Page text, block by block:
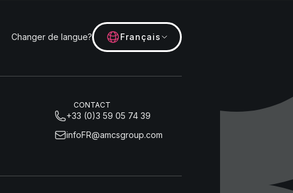
Changer de langue? Français
CONTACT
+33 (0)3 59 05 74 39
infoFR@amcsgroup.com